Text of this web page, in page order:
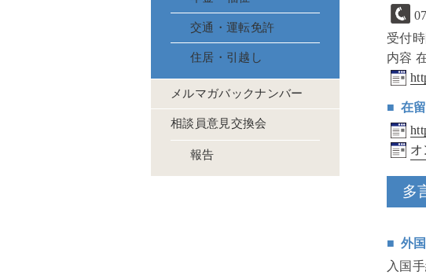
交通・運転免許
住居・引越し
メルマガバックナンバー
相談員意見交換会
報告
受付
内容
在
多
外
入国